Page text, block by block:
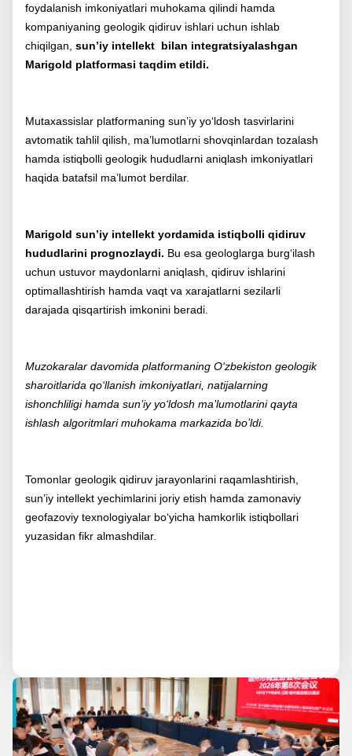
foydalanish imkoniyatlari muhokama qilindi hamda
kompaniyaning geologik qidiruv ishlari uchun ishlab
chiqilgan, sun’iy intellekt bilan integratsiyalashgan
Marigold platformasi taqdim etildi.
Mutaxassislar platformaning sun’iy yo‘ldosh tasvirlarini
avtomatik tahlil qilish, ma’lumotlarni shovqinlardan tozalash
hamda istiqbolli geologik hududlarni aniqlash imkoniyatlari
haqida batafsil ma’lumot berdilar.
Marigold sun’iy intellekt yordamida istiqbolli qidiruv
hududlarini prognozlaydi. Bu esa geologlarga burg‘ilash
uchun ustuvor maydonlarni aniqlash, qidiruv ishlarini
optimallashtirish hamda vaqt va xarajatlarni sezilarli
darajada qisqartirish imkonini beradi.
Muzokaralar davomida platformaning O‘zbekiston geologik
sharoitlarida qo‘llanish imkoniyatlari, natijalarning
ishonchliligi hamda sun’iy yo‘ldosh ma’lumotlarini qayta
ishlash algoritmlari muhokama markazida boʻldi.
Tomonlar geologik qidiruv jarayonlarini raqamlashtirish,
sun’iy intellekt yechimlarini joriy etish hamda zamonaviy
geofazoviy texnologiyalar bo‘yicha hamkorlik istiqbollari
yuzasidan fikr almashdilar.